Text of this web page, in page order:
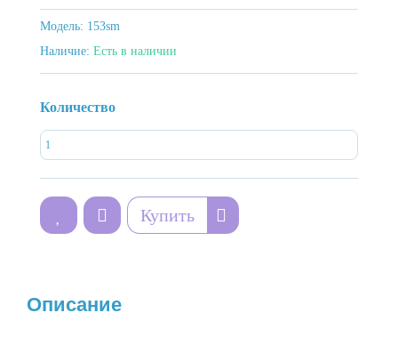
Модель: 153sm
Наличие: Есть в наличии
Количество
Купить
Описание